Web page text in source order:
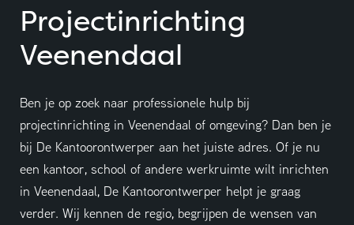
Adviesgesprek aanvragen
Projectinrichting
Veenendaal
Ben je op zoek naar professionele hulp bij
projectinrichting in Veenendaal of omgeving? Dan ben je
bij De Kantoorontwerper aan het juiste adres. Of je nu
een kantoor, school of andere werkruimte wilt inrichten
in Veenendaal, De Kantoorontwerper helpt je graag
verder. Wij kennen de regio, begrijpen de wensen van